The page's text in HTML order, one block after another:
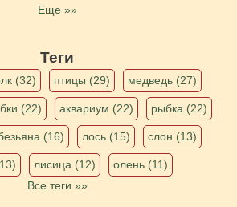
Еще »»
Теги
(32) птицы (29) медведь (27)
(22) аквариум (22) рыбка (22)
(16) лось (15) слон (13)
лисица (12)
олень (11)
Все теги »»